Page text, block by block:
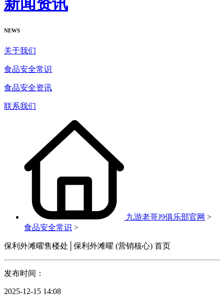
新闻资讯
NEWS
关于我们
食品安全常识
食品安全资讯
联系我们
九游老哥J9俱乐部官网 >
食品安全常识 >
保利外滩曜售楼处│保利外滩曜 (营销核心) 首页
发布时间：
2025-12-15 14:08